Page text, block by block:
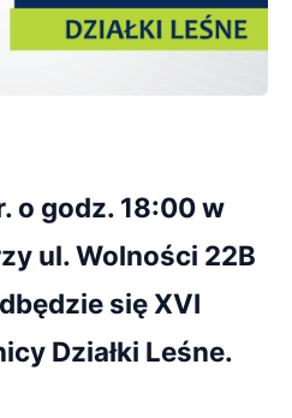
o godz. 18:00 w
ul. Wolności 22B
się XVI
Działki Leśne.